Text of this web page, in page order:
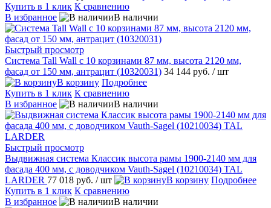
Купить в 1 клик К сравнению
В избранное
В наличии
Быстрый просмотр
Система Tall Wall с 10 корзинами 87 мм, высота 2120 мм,
фасад от 150 мм, антрацит (10320031) 34 144 руб. / шт
В корзину Подробнее
Купить в 1 клик К сравнению
В избранное
В наличии
Быстрый просмотр
Выдвижная система Классик высота рамы 1900-2140 мм для
фасада 400 мм, с доводчиком Vauth-Sagel (10210034) TAL
LARDER 77 018 руб. / шт В корзину Подробнее
Купить в 1 клик К сравнению
В избранное
В наличии